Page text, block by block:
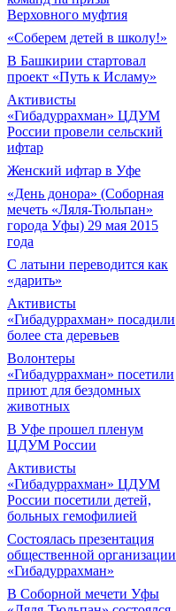
Верховного муфтия
«Соберем детей в школу!»
В Башкирии стартовал
проект «Путь к Исламу»
Активисты
«Гибадуррахман» ЦДУМ
России провели сельский
ифтар
Женский ифтар в Уфе
«День донора» (Соборная
мечеть «Ляля-Тюльпан»
города Уфы) 29 мая 2015
года
С латыни переводится как
«дарить»
Активисты
«Гибадуррахман» посадили
более ста деревьев
Волонтеры
«Гибадуррахман» посетили
приют для бездомных
животных
В Уфе прошел пленум
ЦДУМ России
Активисты
«Гибадуррахман» ЦДУМ
России посетили детей,
больных гемофилией
Состоялась презентация
общественной организации
«Гибадуррахман»
В Соборной мечети Уфы